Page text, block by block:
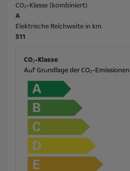
CO₂-Klasse (kombiniert)
A
Elektrische Reichweite in km
511
CO₂-Klasse
Auf Grundlage der CO₂-Emissionen